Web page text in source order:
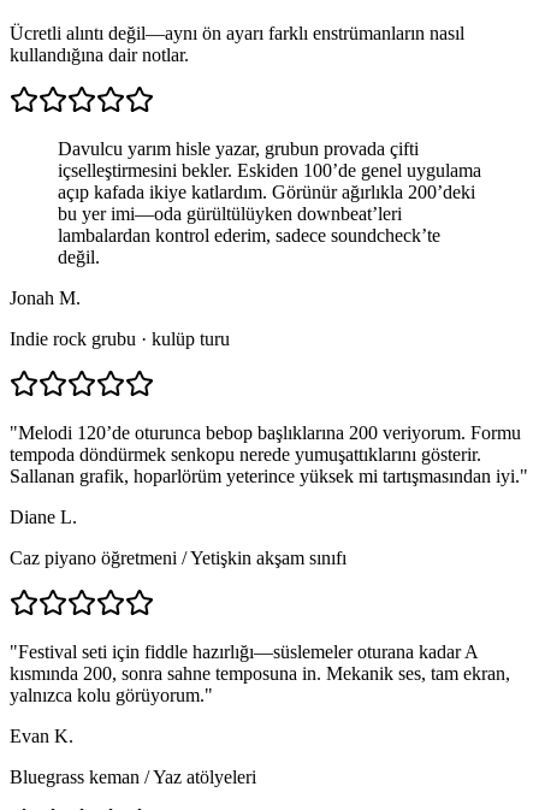
Ücretli alıntı değil—aynı ön ayarı farklı enstrümanların nasıl
kullandığına dair notlar.
Davulcu yarım hisle yazar, grubun provada çifti
içselleştirmesini bekler. Eskiden 100’de genel uygulama
açıp kafada ikiye katlardım. Görünür ağırlıkla 200’deki
bu yer imi—oda gürültülüyken downbeat’leri
lambalardan kontrol ederim, sadece soundcheck’te
değil.
Jonah M.
Indie rock grubu · kulüp turu
"Melodi 120’de oturunca bebop başlıklarına 200 veriyorum. Formu
tempoda döndürmek senkopu nerede yumuşattıklarını gösterir.
Sallanan grafik, hoparlörüm yeterince yüksek mi tartışmasından iyi."
Diane L.
Caz piyano öğretmeni /Yetişkin akşam sınıfı
"Festival seti için fiddle hazırlığı—süslemeler oturana kadar A
kısmında 200, sonra sahne temposuna in. Mekanik ses, tam ekran,
yalnızca kolu görüyorum."
Evan K.
Bluegrass keman /Yaz atölyeleri